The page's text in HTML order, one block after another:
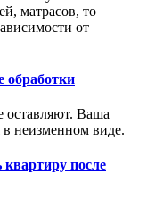
матрасов, то
от
обработки
оставляют. Ваша
в неизменном виде.
после